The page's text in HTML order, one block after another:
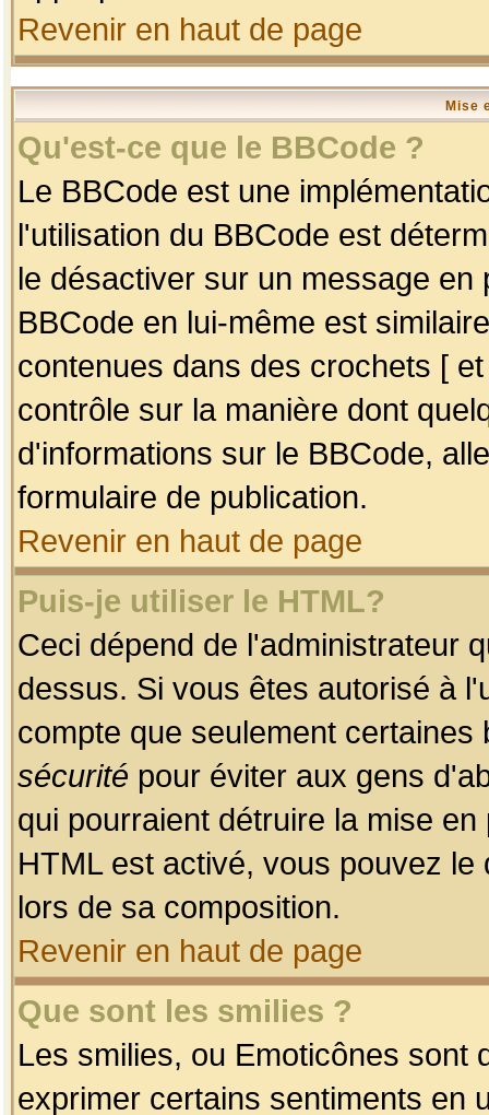
Revenir en haut de page
Mise
Qu'est-ce que le BBCode ?
Le BBCode est une
l'utilisation du BBCode est
le désactiver sur un message
BBCode en lui-même est
contenues dans des crochets [
contrôle sur la manière dont
d'informations sur le BBCode,
formulaire de publication.
Revenir en haut de page
Puis-je utiliser le HTML?
Ceci dépend de l'administrateur
dessus. Si vous êtes autorisé à
compte que seulement
sécurité pour éviter aux gens
qui pourraient détruire la mise
HTML est activé, vous pouvez
lors de sa composition.
Revenir en haut de page
Que sont les smilies ?
Les smilies, ou Emoticônes sont
exprimer certains sentiments en